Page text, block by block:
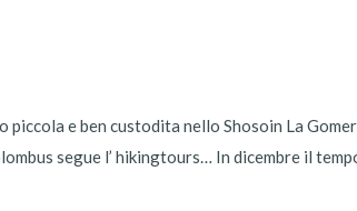
piccola e ben custodita nello Shosoin La
segue l’ hikingtours… In dicembre il